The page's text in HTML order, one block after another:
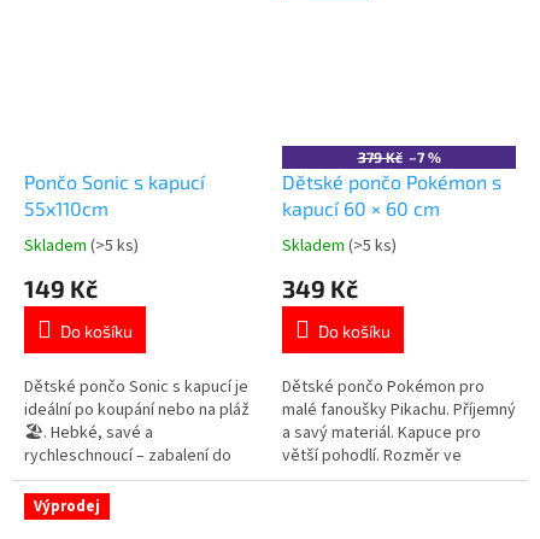
Pončo Sonic s kapucí
55x110cm
Průměrné
produktu
5,0
5
hvězdiček.
Skladem (>5 ks)
149 Kč
Do košíku
Dětské pončo Sonic s kapucí je
ideální po koupání nebo na pláž
🏖️. Hebké, savé a
rychleschnoucí – zabalení do
pohodlí nikdy nebylo stylovější!
Více produktů s motivem
SONIC 👉 zde
379 Kč –7 %
Dětské pončo Pokémon s
kapucí 60 × 60 cm
Průměrné
produktu
5,0
5
hvězdiček.
Skladem (>5 ks)
349 Kč
Do košíku
Dětské pončo Pokémon pro
malé fanoušky Pikachu. Příjemný
a savý materiál. Kapuce pro
větší pohodlí. Rozměr ve
složeném stavu: 60 × 60 cm.
Výprodej